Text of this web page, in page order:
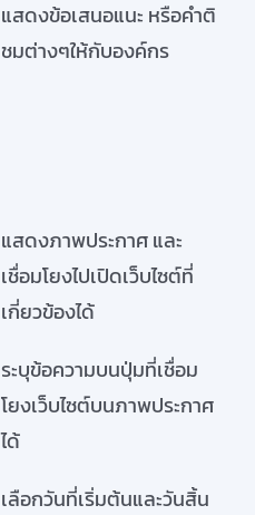
แสดงข้อเสนอแนะ หรือคำติ
ชมต่างๆให้กับองค์กร
แสดงภาพประกาศ และ
เชื่อมโยงไปเปิดเว็บไซต์ที่
เกี่ยวข้องได้
ระบุข้อความบนปุ่มที่เชื่อม
โยงเว็บไซต์บนภาพประกาศ
ได้
เลือกวันที่เริ่มต้นและวันสิ้น